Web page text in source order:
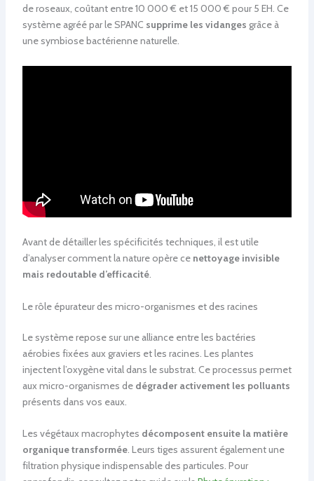
de roseaux, coûtant entre 10 000 € et 15 000 € pour 5 EH. Ce
système agréé par le SPANC supprime les vidanges grâce à
une symbiose bactérienne naturelle.
Avant de détailler les spécificités techniques, il est utile
d’analyser comment la nature opère ce nettoyage invisible
mais redoutable d’efficacité.
Le rôle épurateur des micro-organismes et des racines
Le système repose sur une alliance entre les bactéries
aérobies fixées aux graviers et les racines. Les plantes
injectent l’oxygène vital dans le substrat. Ce processus permet
aux micro-organismes de dégrader activement les polluants
présents dans vos eaux.
Les végétaux macrophytes décomposent ensuite la matière
organique transformée. Leurs tiges assurent également une
filtration physique indispensable des particules. Pour